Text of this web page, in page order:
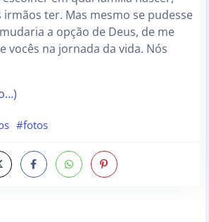
ter. Mas mesmo se pudesse
a opção de Deus, de me
vocês na jornada da vida. Nós
#fotos